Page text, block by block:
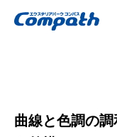
曲線と色調の